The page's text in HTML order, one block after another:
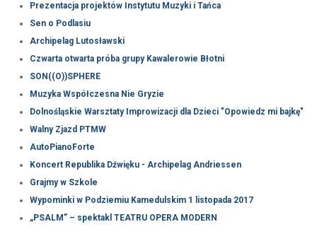
Prezentacja projektów Instytutu Muzyki i Tańca
Sen o Podlasiu
Archipelag Lutosławski
Czwarta otwarta próba grupy Kawalerowie Błotni
SON((O))SPHERE
Muzyka Współczesna Nie Gryzie
Dolnośląskie Warsztaty Improwizacji dla Dzieci "Opowiedz mi bajkę"
Walny Zjazd PTMW
AutoPianoForte
Koncert Republika Dźwięku - Archipelag Andriessen
Grajmy w Szkole
Wypominki w Podziemiu Kamedulskim 1 listopada 2017
„PSALM” – spektakl TEATRU OPERA MODERN